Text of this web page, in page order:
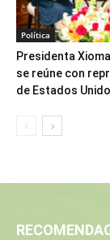
Política
Presidenta
se reúne con
de Estados